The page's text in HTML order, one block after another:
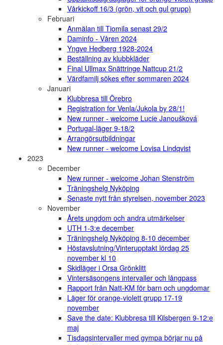
Vårkickoff 16/3 (grön, vit och gul grupp)
Februari
Anmälan till Tiomila senast 29/2
Daminfo - Våren 2024
Yngve Hedberg 1928-2024
Beställning av klubbkläder
Final Ullmax Snättringe Nattcup 21/2
Värdfamilj sökes efter sommaren 2024
Januari
Klubbresa till Örebro
Registration for Venla/Jukola by 28/1!
New runner - welcome Lucie Janoušková
Portugal-läger 9-18/2
Arrangörsutbildningar
New runner - welcome Lovisa Lindqvist
2023
December
New runner - welcome Johan Stenström
Träningshelg Nyköping
Senaste nytt från styrelsen, november 2023
November
Årets ungdom och andra utmärkelser
UTH 1-3:e december
Träningshelg Nyköping 8-10 december
Höstavslutning/Vinterupptakt lördag 25
november kl 10
Skidläger i Orsa Grönklitt
Vintersäsongens intervaller och långpass
Rapport från Natt-KM för barn och ungdomar
Läger för orange-violett grupp 17-19
november
Save the date: Klubbresa till Kilsbergen 9-12:e
maj
Tisdagsintervaller med gympa börjar nu på